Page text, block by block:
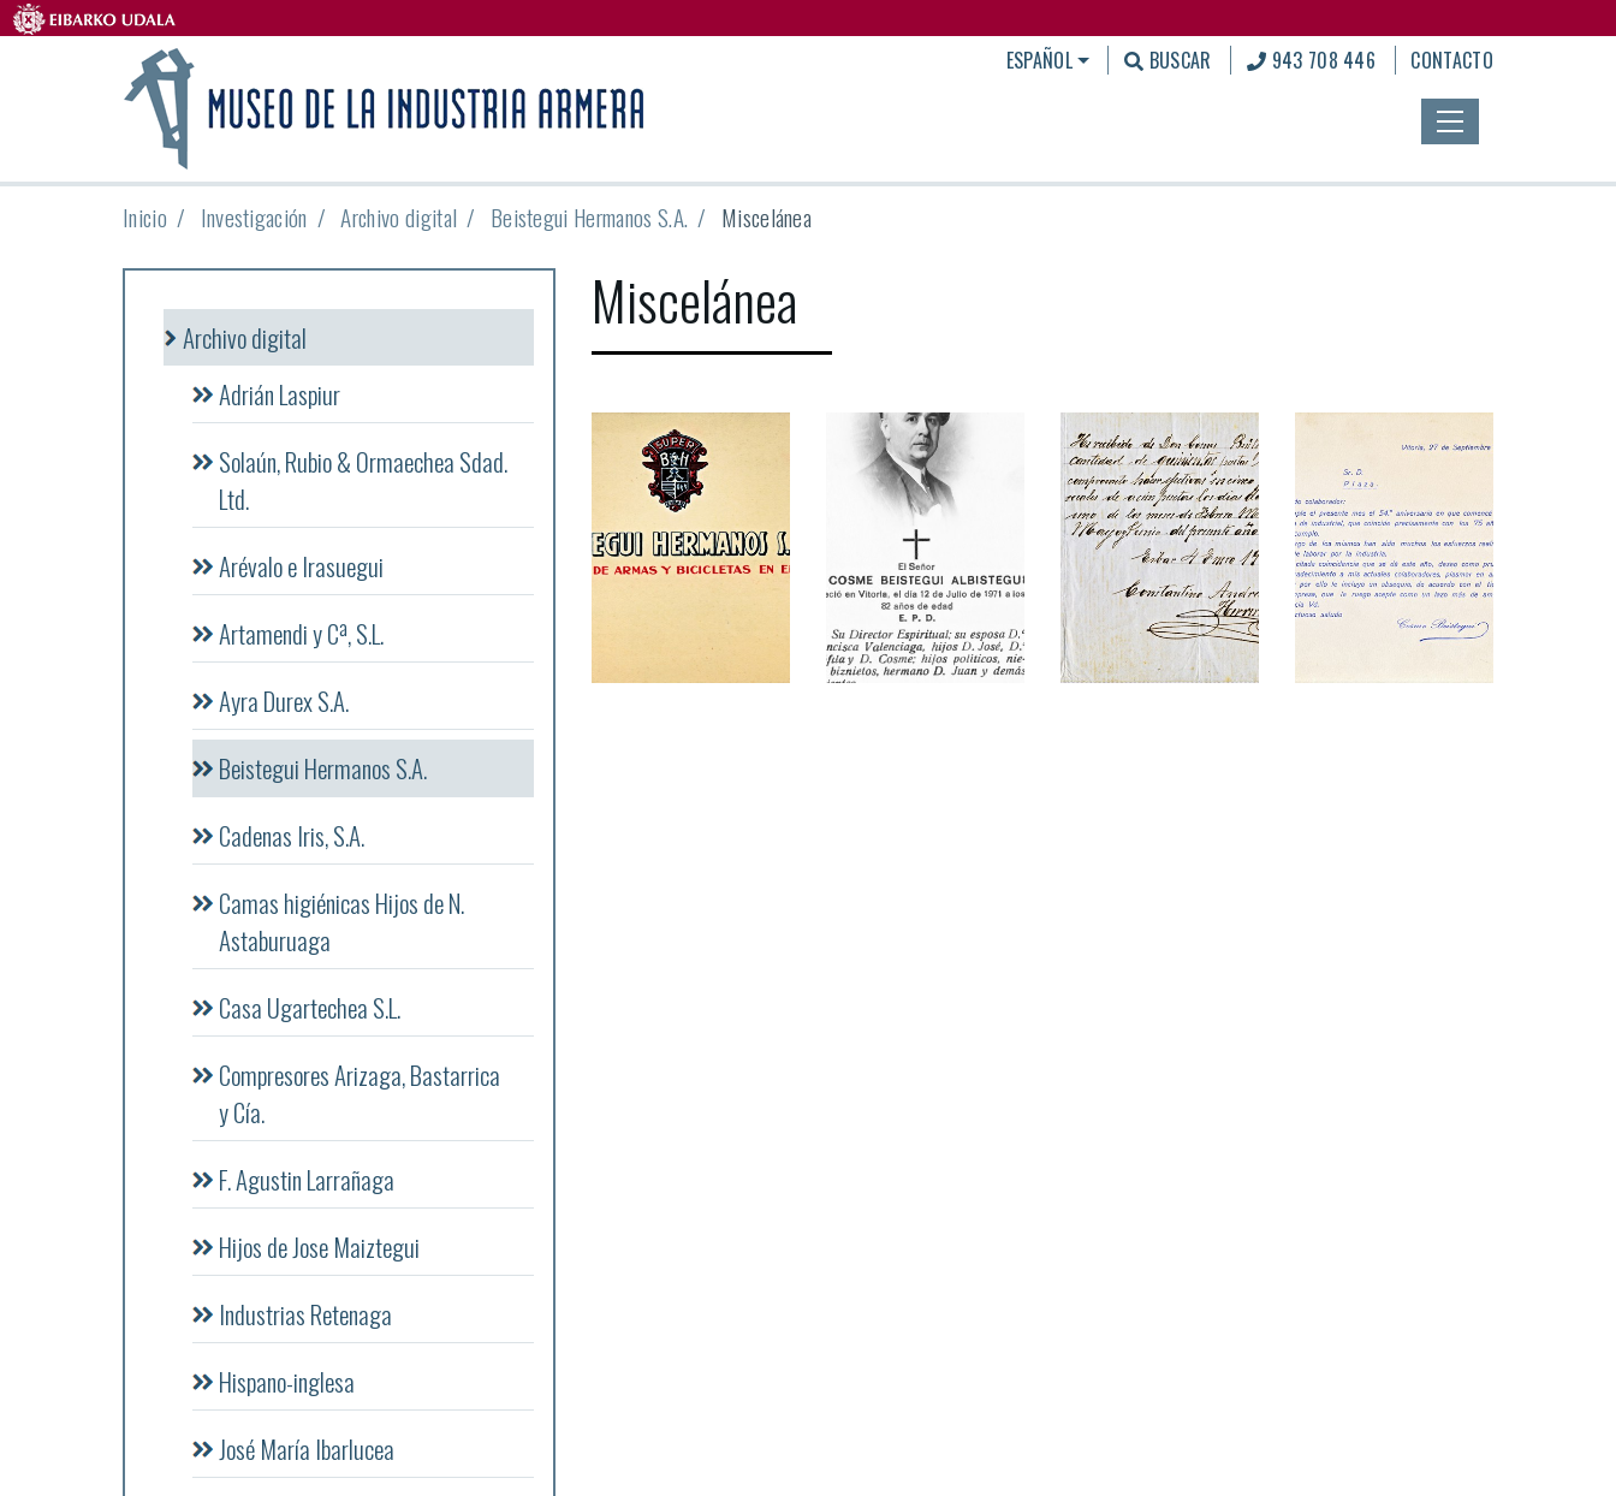
ESPAÑOL BUSCAR 943 708 446 CONTACTO
Inicio Investigación Archivo digital Beistegui Hermanos S.A. Miscelánea
Miscelánea
Archivo digital
Adrián Laspiur
Solaún, Rubio & Ormaechea Sdad.
Ltd.
Arévalo e Irasuegui
Artamendi y Cª, S.L.
Ayra Durex S.A.
Beistegui Hermanos S.A.
Cadenas Iris, S.A.
Camas higiénicas Hijos de N.
Astaburuaga
Casa Ugartechea S.L.
Compresores Arizaga, Bastarrica
y Cía.
F. Agustin Larrañaga
Hijos de Jose Maiztegui
Industrias Retenaga
Hispano-inglesa
José María Ibarlucea